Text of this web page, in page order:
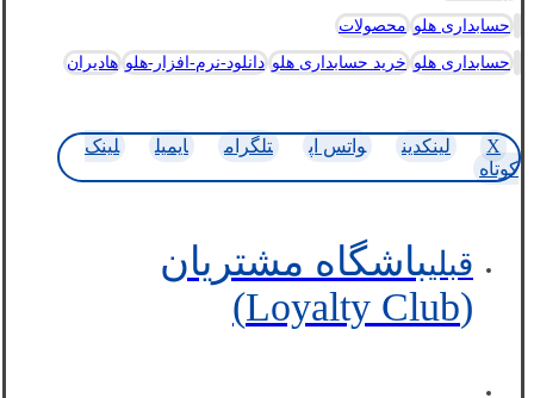
حسابداری هلو محصولات
حسابداری هلو خرید حسابداری هلو دانلود-نرم-افزار-هلو هادیران
X لینکدین واتس اپ تلگرام ایمیل
لینک
کوتاه
قبلیباشگاه مشتریان
(Loyalty Club)